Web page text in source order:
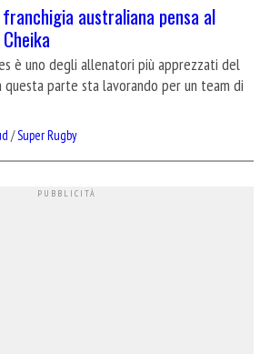
australiana pensa al
è uno degli allenatori più apprezzati del
questa parte sta lavorando per un team di
/Super Rugby